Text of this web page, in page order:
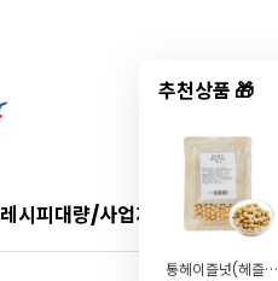
추천상품 🎁
통헤이즐넛(헤즐넛 Hazelnut\/150g)
레시피대량/사업자 브랜드샵신상품